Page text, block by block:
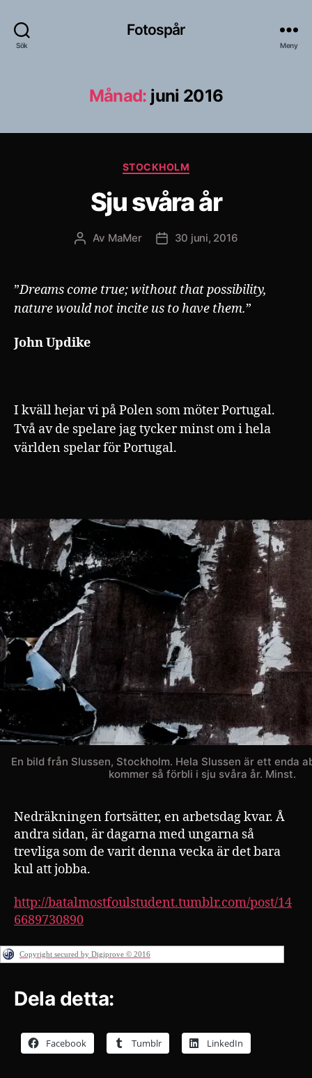
Sök
Fotospår
Meny
Månad: juni 2016
Kategorier
STOCKHOLM
Sju svåra år
Inläggsförfattare
Av MaMer Inläggsdatum
30 juni, 2016
”Dreams come true; without that possibility,
nature would not incite us to have them.”
John Updike
I kväll hejar vi på Polen som möter Portugal.
Två av de spelare jag tycker minst om i hela
världen spelar för Portugal.
En bild från Slussen, Stockholm. Hela Slussen är ett enda
kommer så förbli i sju svåra år. Minst.
Nedräkningen fortsätter, en arbetsdag kvar. Å
andra sidan, är dagarna med ungarna så
trevliga som de varit denna vecka är det bara
kul att jobba.
http://batalmostfoulstudent.tumblr.com/post/14
6689730890
Copyright secured by Digiprove © 2016
Dela detta:
Facebook Tumblr LinkedIn